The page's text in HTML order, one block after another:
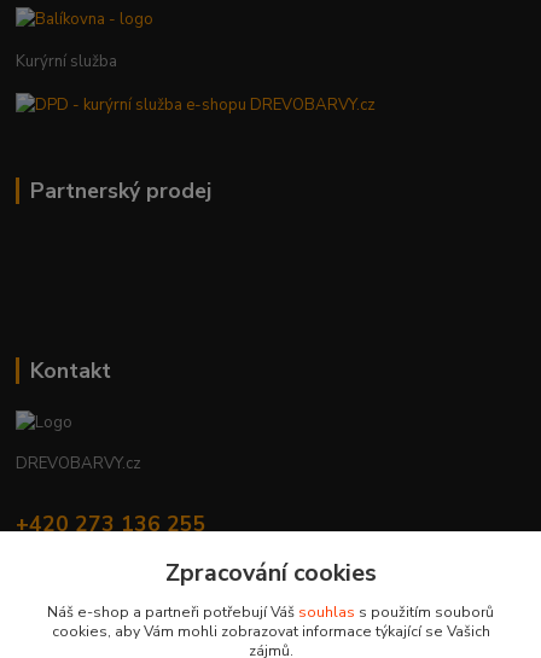
Kurýrní služba
Partnerský prodej
Kontakt
DREVOBARVY.cz
+420 273 136 255
Zpracování cookies
Náš e-shop a partneři potřebují Váš souhlas s použitím souborů
cookies, aby Vám mohli zobrazovat informace týkající se Vašich
zájmů.